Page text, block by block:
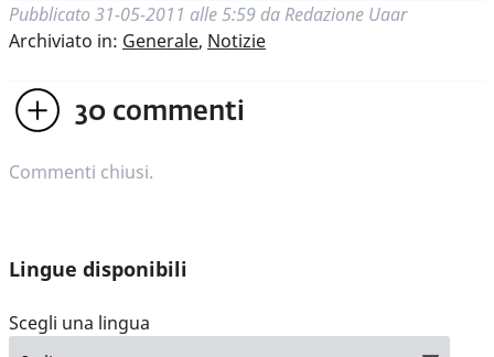
Pubblicato 31-05-2011 alle 5:59 da Redazione Uaar
Archiviato in: Generale, Notizie
30 commenti
Commenti chiusi.
Lingue disponibili
Scegli una lingua